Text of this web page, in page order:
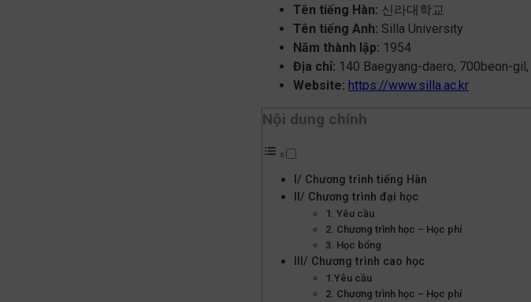
Tên tiếng Hàn: 신라대학교
Tên tiếng Anh: Silla University
Năm thành lập: 1954
Địa chỉ: 140 Baegyang-daero, 700beon-gil,
Website: https://www.silla.ac.kr
Nội dung chính
I/ Chương trình tiếng Hàn
II/ Chương trình đại học
1. Yêu cầu
2. Chương trình học – Học phí
3. Học bổng
III/ Chương trình cao học
1.Yêu cầu
2. Chương trình học – Học phí